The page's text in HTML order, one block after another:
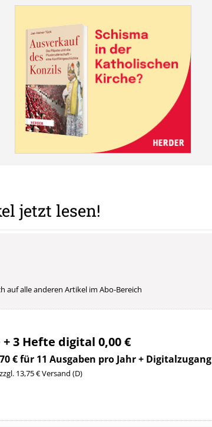
jetzt lesen!
auf alle anderen Artikel im Abo-Bereich
3 Hefte digital 0,00 €
€ für 11 Ausgaben pro Jahr + Digitalzugang
13,75 € Versand (D)